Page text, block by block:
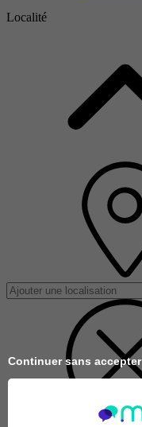
Localité
Continuer sans accepter